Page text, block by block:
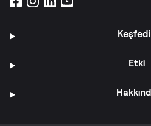
Etki